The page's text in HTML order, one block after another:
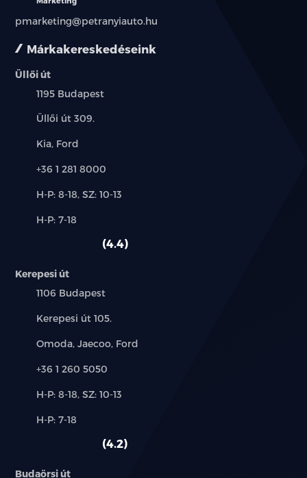
Márkakereskedéseink
Üllői út
Település:
1195 Budapest
Cím:
Üllői út 309.
Márkák:
Kia, Ford
Telefon:
+36 1 281 8000
Új-
használt
H-P: 8-18, SZ: 10-13
Alkatrész,
H-P: 7-18
4.4
Kerepesi út
Település:
1106 Budapest
Cím:
Kerepesi út 105.
Márkák:
Omoda, Jaecoo, Ford
Telefon:
+36 1 260 5050
Új-
használt
H-P: 8-18, SZ: 10-13
Alkatrész,
H-P: 7-18
4.2
Budaörsi út
pmarketing@petranyiauto.hu